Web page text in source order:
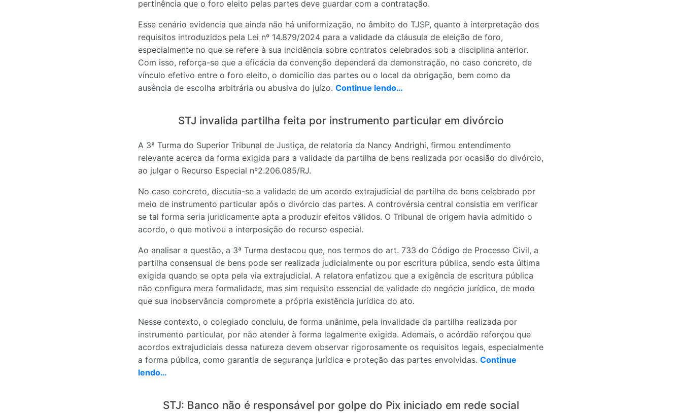
pertinência que o foro eleito pelas partes deve guardar com a contratação.
Esse cenário evidencia que ainda não há uniformização, no âmbito do TJSP, quanto à interpretação dos
requisitos introduzidos pela Lei nº 14.879/2024 para a validade da cláusula de eleição de foro,
especialmente no que se refere à sua incidência sobre contratos celebrados sob a disciplina anterior.
Com isso, reforça-se que a eficácia da convenção dependerá da demonstração, no caso concreto, de
vínculo efetivo entre o foro eleito, o domicílio das partes ou o local da obrigação, bem como da
ausência de escolha arbitrária ou abusiva do juízo. Continue lendo…
STJ invalida partilha feita por instrumento particular em divórcio
A 3ª Turma do Superior Tribunal de Justiça, de relatoria da Nancy Andrighi, firmou entendimento
relevante acerca da forma exigida para a validade da partilha de bens realizada por ocasião do divórcio,
ao julgar o Recurso Especial nº2.206.085/RJ.
No caso concreto, discutia-se a validade de um acordo extrajudicial de partilha de bens celebrado por
meio de instrumento particular após o divórcio das partes. A controvérsia central consistia em verificar
se tal forma seria juridicamente apta a produzir efeitos válidos. O Tribunal de origem havia admitido o
acordo, o que motivou a interposição do recurso especial.
Ao analisar a questão, a 3ª Turma destacou que, nos termos do art. 733 do Código de Processo Civil, a
partilha consensual de bens pode ser realizada judicialmente ou por escritura pública, sendo esta última
exigida quando se opta pela via extrajudicial. A relatora enfatizou que a exigência de escritura pública
não configura mera formalidade, mas sim requisito essencial de validade do negócio jurídico, de modo
que sua inobservância compromete a própria existência jurídica do ato.
Nesse contexto, o colegiado concluiu, de forma unânime, pela invalidade da partilha realizada por
instrumento particular, por não atender à forma legalmente exigida. Ademais, o acórdão reforçou que
acordos extrajudiciais dessa natureza devem observar rigorosamente os requisitos legais, especialmente
a forma pública, como garantia de segurança jurídica e proteção das partes envolvidas. Continue
lendo…
STJ: Banco não é responsável por golpe do Pix iniciado em rede social